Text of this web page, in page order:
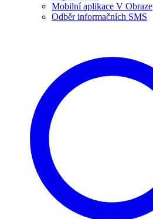
Mobilní aplikace V Obraze
Odběr informačních SMS